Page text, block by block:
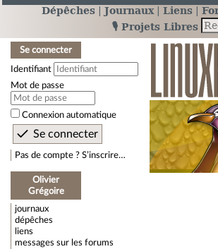
Dépêches Journaux Liens
🎙️ Projets Libres
Se connecter
Identifiant
Mot de passe
Connexion automatique
Pas de compte ? S’inscrire…
Olivier
Grégoire
journaux
dépêches
liens
messages sur les forums